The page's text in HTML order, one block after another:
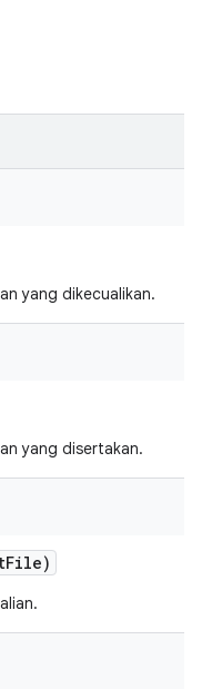
yang dikecualikan.
yang disertakan.
File)